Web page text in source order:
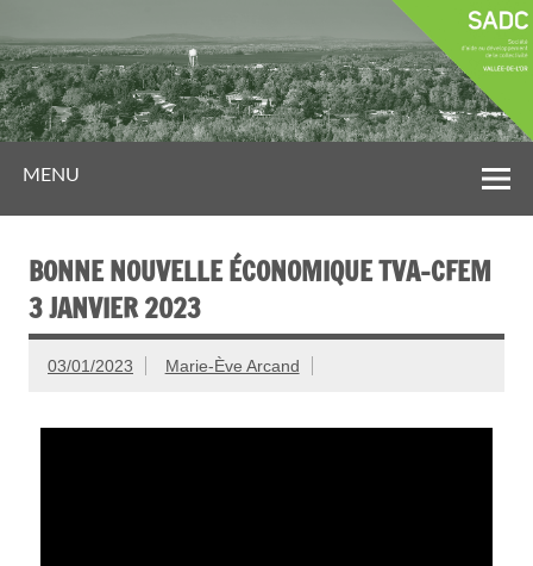
MENU
BONNE NOUVELLE ÉCONOMIQUE TVA-CFEM
3 JANVIER 2023
03/01/2023 Marie-Ève Arcand